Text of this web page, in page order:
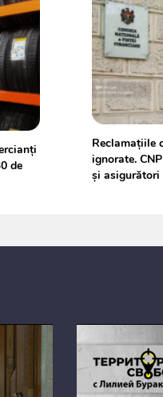
de
Reclamațiile
ignorate.
și asigurători